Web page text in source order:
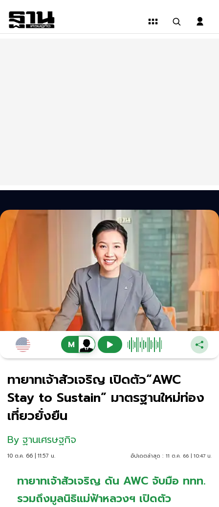
ทายาทเจ้าสัวเจริญ เปิดตัว“AWC
Stay to Sustain” มาตรฐานใหม่ท่อง
เที่ยวยั่งยืน
By ฐานเศรษฐกิจ
10 ต.ค. 66 | 11:57 น. อัปเดตล่าสุด : 11 ต.ค. 66 | 10:47 น.
ทายาทเจ้าสัวเจริญ ดัน AWC จับมือ ททท.
รวมถึงมูลนิธิแม่ฟ้าหลวงฯ เปิดตัว